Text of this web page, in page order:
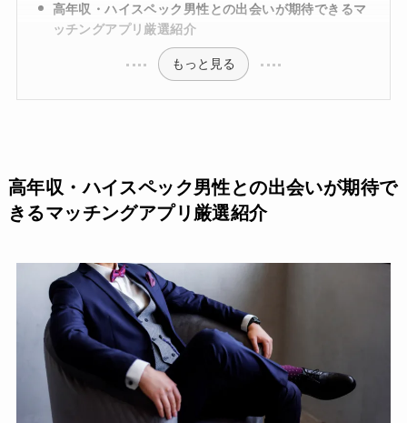
高年収・ハイスペック男性との出会いが期待できるマ
ッチングアプリ厳選紹介
もっと見る
高年収・ハイスペック男性との出会いが期待で
きるマッチングアプリ厳選紹介